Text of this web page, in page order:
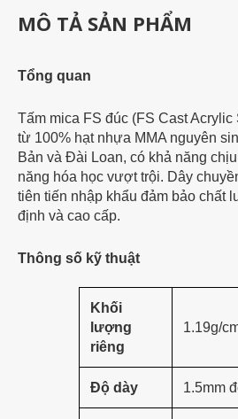
MÔ TẢ SẢN PHẨM
Tổng quan
Tấm mica FS đúc (FS Cast
từ 100% hạt nhựa MMA nguyên
Bản và Đài Loan, có khả năng
năng hóa học vượt trội. Dây
tiên tiến nhập khẩu đảm bảo chất
định và cao cấp.
Thông số kỹ thuật
Khối
lượng
riêng
1.19g/
Độ dày 1.5mm